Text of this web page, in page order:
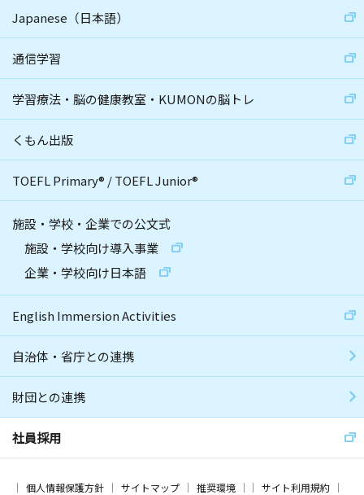
Japanese（日本語）
通信学習
学習療法・脳の健康教室・KUMONの脳トレ
くもん出版
TOEFL Primary® /TOEFL Junior®
施設・学校・企業での公文式
施設・学校向け導入事業
企業・学校向け日本語
English Immersion Activities
自治体・省庁との連携
財団との連携
社員採用
個人情報保護方針 サイトマップ 推奨環境 サイト利用規約